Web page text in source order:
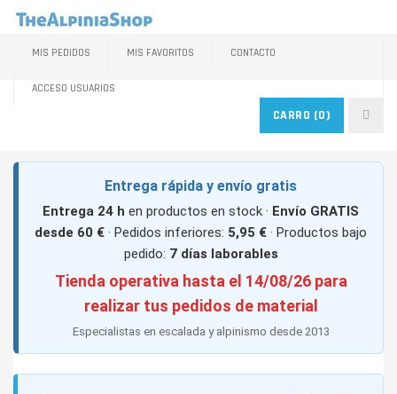
MIS PEDIDOS MIS FAVORITOS CONTACTO
ACCESO USUARIOS
CARRO (0)
Entrega rápida y envío gratis
Entrega 24 h en productos en stock · Envío GRATIS
desde 60 € · Pedidos inferiores: 5,95 € · Productos bajo
pedido: 7 días laborables
Tienda operativa hasta el 14/08/26 para
realizar tus pedidos de material
Especialistas en escalada y alpinismo desde 2013